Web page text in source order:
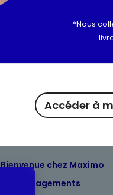
Bienvenue chez Maximo
Nos engagements
*Nous
Accéder à